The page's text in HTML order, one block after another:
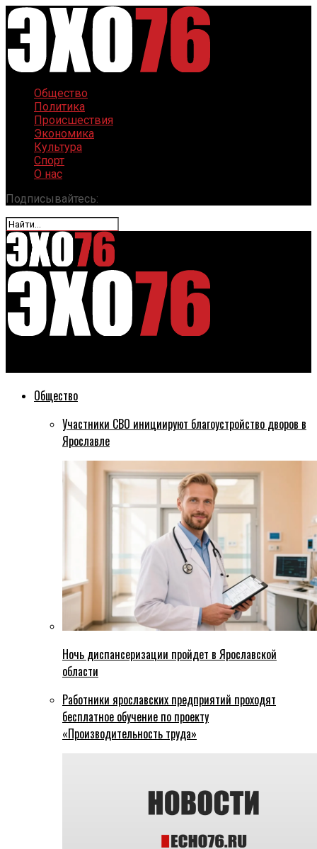
Общество
Политика
Происшествия
Экономика
Культура
Спорт
О нас
Подписывайтесь:
Общество
Участники СВО инициируют благоустройство дворов в
Ярославле
Ночь диспансеризации пройдет в Ярославской
области
Работники ярославских предприятий проходят
бесплатное обучение по проекту
«Производительность труда»